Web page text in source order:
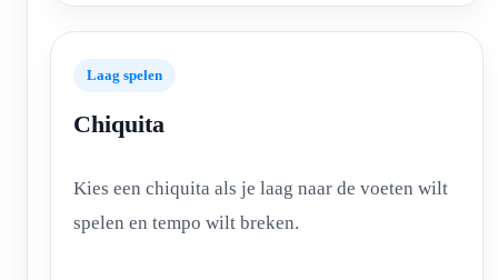
Laag spelen
Chiquita
Kies een chiquita als je laag naar de voeten wilt
spelen en tempo wilt breken.